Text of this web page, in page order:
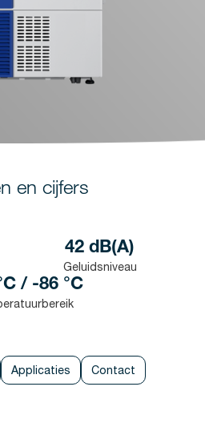
en cijfers
42 dB(A)
Geluidsniveau
/ -86 °C
Applicaties Contact